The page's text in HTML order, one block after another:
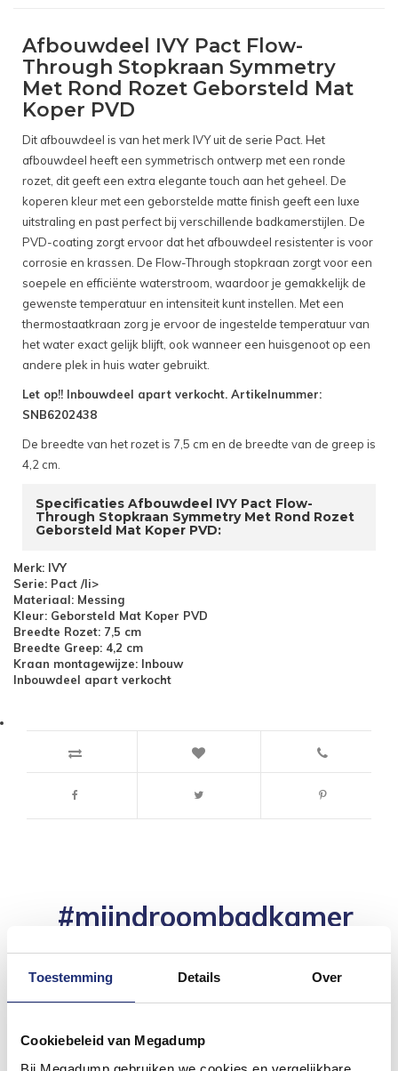
Toestemming Details Over
Cookiebeleid van Megadump
Afbouwdeel IVY Pact Flow-
Through Stopkraan Symmetry
Met Rond Rozet Geborsteld Mat
Koper PVD
Dit afbouwdeel is van het merk IVY uit de serie Pact. Het
afbouwdeel heeft een symmetrisch ontwerp met een ronde
rozet, dit geeft een extra elegante touch aan het geheel. De
koperen kleur met een geborstelde matte finish geeft een luxe
uitstraling en past perfect bij verschillende badkamerstijlen. De
PVD-coating zorgt ervoor dat het afbouwdeel resistenter is voor
corrosie en krassen. De Flow-Through stopkraan zorgt voor een
soepele en efficiënte waterstroom, waardoor je gemakkelijk de
gewenste temperatuur en intensiteit kunt instellen. Met een
thermostaatkraan zorg je ervoor de ingestelde temperatuur van
het water exact gelijk blijft, ook wanneer een huisgenoot op een
andere plek in huis water gebruikt.
Let op!! Inbouwdeel apart verkocht. Artikelnummer:
SNB6202438
De breedte van het rozet is 7,5 cm en de breedte van de greep is
4,2 cm.
Specificaties Afbouwdeel IVY Pact Flow-
Through Stopkraan Symmetry Met Rond Rozet
Geborsteld Mat Koper PVD:
Merk: IVY
Serie: Pact /li>
Materiaal: Messing
Kleur: Geborsteld Mat Koper PVD
Breedte Rozet: 7,5 cm
Breedte Greep: 4,2 cm
Kraan montagewijze: Inbouw
Inbouwdeel apart verkocht
#mijndroombadkamer
en tag @megadumpnl. Samen bouwen we een
inspirerende omgeving vol met unieke
badkamerstijlen. Doe je mee?